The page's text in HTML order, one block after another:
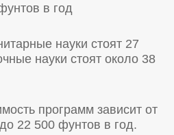
в год
науки стоят 27
науки стоят около 38
программ зависит от
22 500 фунтов в год.